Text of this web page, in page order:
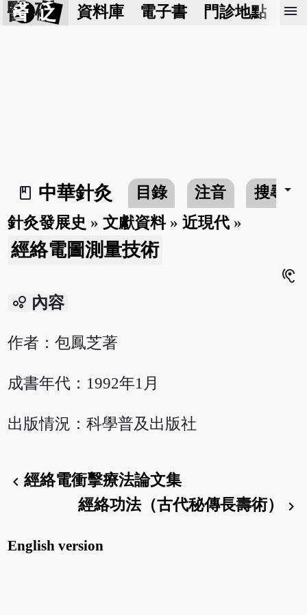
醫 砭 資料庫 電子書 門診地點 預
menu
book_2
中華針灸 目錄 注音 搜尋arrow_drop_down
針灸發展史 »文獻資料»近現代 »
經絡電圖測量技術
hearing
bubble_chart 內容
作者：包鳳芝著
成書年代：1992年1月
出版情況：科學普及出版社
chevron_left經絡電衝擊療法論文集
經絡功法（古代秘傳長壽術）
chevron_right
English version